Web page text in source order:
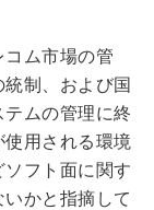
ム市場の管
制、および国
ムの管理に終
用される環境
フト面に関す
かと指摘して